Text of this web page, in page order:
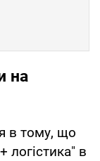
на
в тому, що
логістика" в